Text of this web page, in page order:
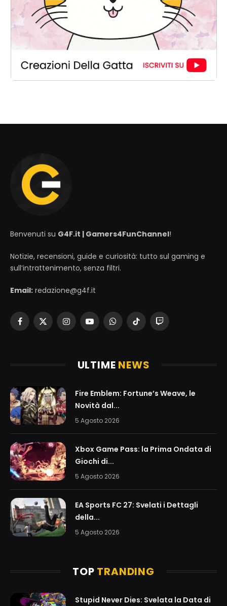
Benvenuti su G4F.it | Gamers4FunChannel!
Notizie, recensioni, guide e curiosità: tutto sul gaming e
sull’intrattenimento, senza filtri.
Email: redazione@g4f.it
Facebook
X
InstagramYouTubeWhatsAppTikTokTwitch
ULTIME NEWS
Fire Emblem: Fortune’s Weave, le
Novità dal...
5 Agosto 2026
Xbox Game Pass: la Prima Ondata di
Giochi di...
5 Agosto 2026
EA Sports FC 27: Svelati i Dettagli
della...
5 Agosto 2026
TOP TRANDING
Stupid Never Dies: Svelata la Data di